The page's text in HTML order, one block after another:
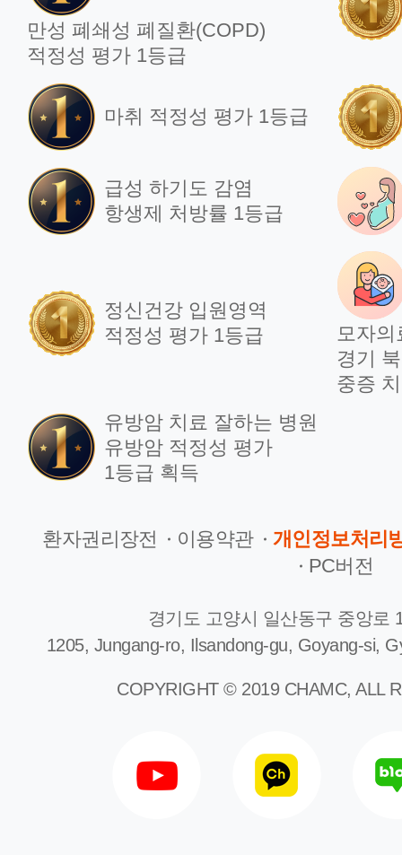
만성 폐쇄성 폐질환(COPD)
적정성 평가 1등급
마취 적정성 평가 1등급
급성 하기도 감염
항생제 처방률 1등급
정신건강 입원영역
적정성 평가 1등급
모자
경기
중증
유방암 치료 잘하는 병원
유방암 적정성 평가
1등급 획득
환자권리장전 이용약관
개인정보처리
PC버전
경기도 고양시 일산동구 중앙로
1205, Jungang-ro, Ilsandong-gu, Goyang-si,
COPYRIGHT © 2019 CHAMC, ALL